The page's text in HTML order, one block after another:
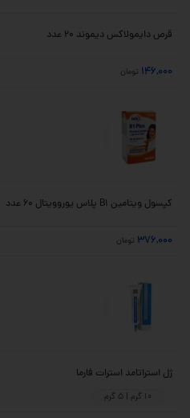
قرص دایمولاکس دیموند 20 عدد
146,000 تومان
کپسول ویتامین B1 پلاس یوروویتال 60 عدد
376,000 تومان
ژل استراتامد استرات فارما
10 گرم | 5 گرم